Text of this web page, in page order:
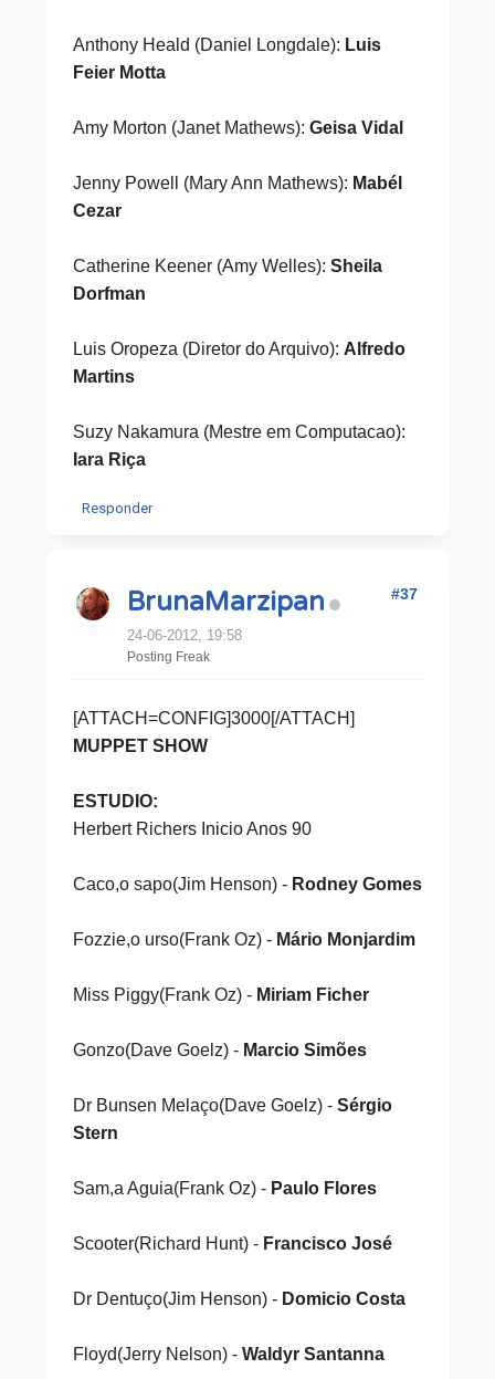
Anthony Heald (Daniel Longdale): Luis
Feier Motta
Amy Morton (Janet Mathews): Geisa Vidal
Jenny Powell (Mary Ann Mathews): Mabél
Cezar
Catherine Keener (Amy Welles): Sheila
Dorfman
Luis Oropeza (Diretor do Arquivo): Alfredo
Martins
Suzy Nakamura (Mestre em Computacao):
Iara Riça
Responder
BrunaMarzipan
24-06-2012, 19:58
Posting Freak
#37
[ATTACH=CONFIG]3000[/ATTACH]
MUPPET SHOW
ESTUDIO:
Herbert Richers Inicio Anos 90
Caco,o sapo(Jim Henson) - Rodney Gomes
Fozzie,o urso(Frank Oz) - Mário Monjardim
Miss Piggy(Frank Oz) - Miriam Ficher
Gonzo(Dave Goelz) - Marcio Simões
Dr Bunsen Melaço(Dave Goelz) - Sérgio
Stern
Sam,a Aguia(Frank Oz) - Paulo Flores
Scooter(Richard Hunt) - Francisco José
Dr Dentuço(Jim Henson) - Domicio Costa
Floyd(Jerry Nelson) - Waldyr Santanna